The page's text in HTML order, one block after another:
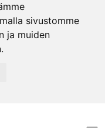
sivustomme
ja muiden